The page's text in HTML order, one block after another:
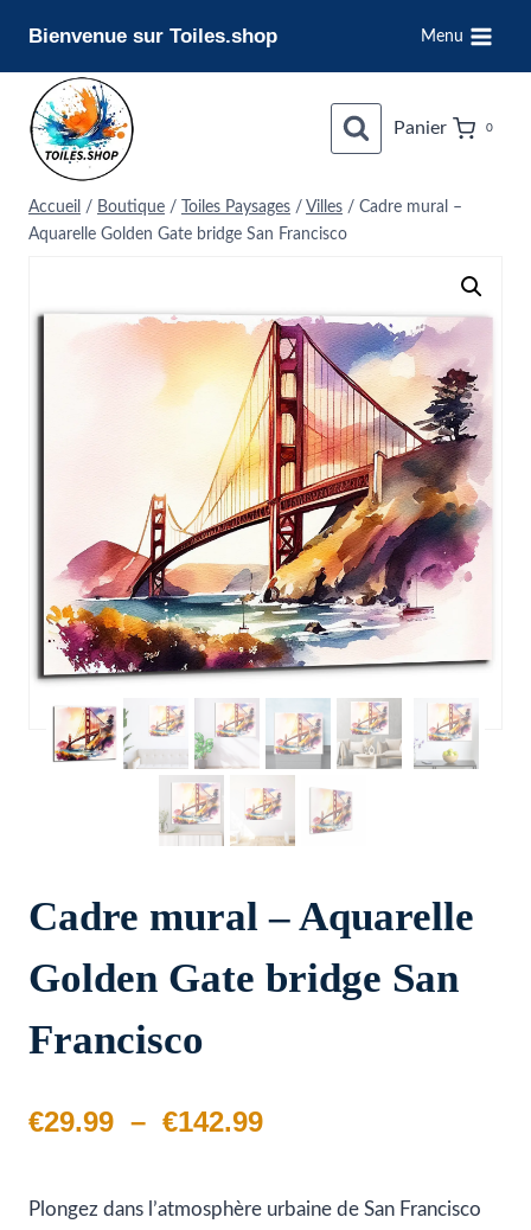
contenu
Bienvenue sur Toiles.shop Menu
Panier 0
Accueil / Boutique / Toiles Paysages / Villes / Cadre mural –
Aquarelle Golden Gate bridge San Francisco
Cadre mural – Aquarelle
Golden Gate bridge San
Francisco
€29.99 – €142.99Plage
prix :
Plongez dans l’atmosphère urbaine de San Francisco